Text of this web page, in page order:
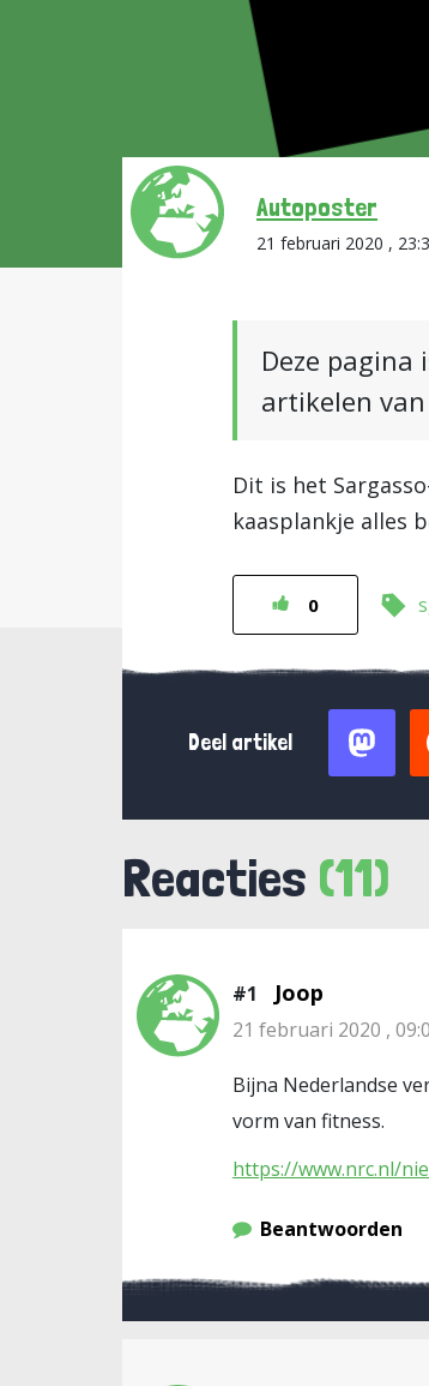
Autoposter
21 februari 2020 ,
Deze pagina
artikelen van
Dit is het
kaasplankje alles
0
Deel artikel
Reacties (11)
#1 Joop
21 februari 2020 ,
Bijna Nederlandse
vorm van fitness.
https://www.nrc.nl/
Beantwoorden